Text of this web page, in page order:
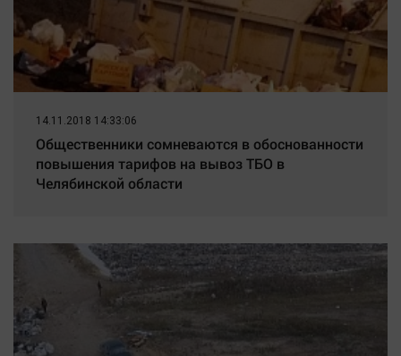
14.11.2018 14:33:06
Общественники сомневаются в обоснованности
повышения тарифов на вывоз ТБО в
Челябинской области